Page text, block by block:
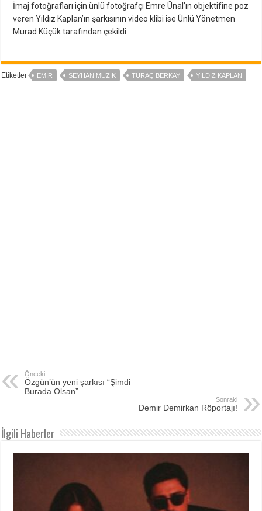
İmaj fotoğrafları için ünlü fotoğrafçı Emre Ünal’ın objektifine poz
veren Yıldız Kaplan’ın şarkısının video klibi ise Ünlü Yönetmen
Murad Küçük tarafından çekildi.
Etiketler EMIR SEYHAN MÜZIK TURAÇ BERKAY YILDIZ KAPLAN
Önceki
Özgün’ün yeni şarkısı “Şimdi
Burada Olsan”
Sonraki
Demir Demirkan Röportajı!
İlgili Haberler